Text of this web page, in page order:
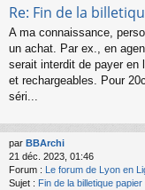
Re: Fin de la
A ma connaissance,
un achat. Par ex., en
serait interdit de payer
et rechargeables. Pour
séri...
par BBArchi
21 déc. 2023, 01:46
Forum : Le forum de Lyon en
Sujet : Fin de la billetique